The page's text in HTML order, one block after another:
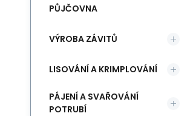
PŮJČOVNA
VÝROBA ZÁVITŮ
LISOVÁNÍ A KRIMPLOVÁNÍ
PÁJENÍ A SVAŘOVÁNÍ
POTRUBÍ